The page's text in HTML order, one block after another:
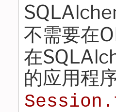
不需要在
在
的应用程